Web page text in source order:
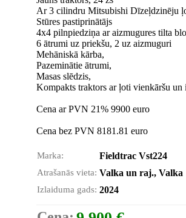
Ar 3 cilindru Mitsubishi Dīzeļdzinēju
Stūres pastiprinātājs
4x4 pilnpiedziņa ar aizmugures tilta
6 ātrumi uz priekšu, 2 uz aizmuguri
Mehāniskā kārba,
Pazeminātie ātrumi,
Masas slēdzis,
Kompakts traktors ar ļoti vienkāršu
Cena ar PVN 21% 9900 euro
Cena bez PVN 8181.81 euro
Marka: Fieldtrac Vst224
Atrašanās vieta: Valka un raj., Valka
Izlaiduma gads: 2024